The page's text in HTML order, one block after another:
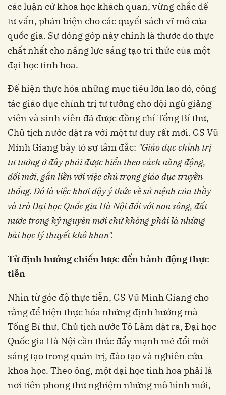
các luận cứ khoa học khách quan, vững chắc để
tư vấn, phản biện cho các quyết sách vĩ mô của
quốc gia. Sự đóng góp này chính là thước đo thực
chất nhất cho năng lực sáng tạo tri thức của một
đại học tinh hoa.
Để hiện thực hóa những mục tiêu lớn lao đó, công
tác giáo dục chính trị tư tưởng cho đội ngũ giảng
viên và sinh viên đã được đồng chí Tổng Bí thư,
Chủ tịch nước đặt ra với một tư duy rất mới. GS Vũ
Minh Giang bày tỏ sự tâm đắc: "Giáo dục chính trị
tư tưởng ở đây phải được hiểu theo cách năng động,
đổi mới, gắn liền với việc chú trọng giáo dục truyền
thống. Đó là việc khơi dậy ý thức về sứ mệnh của thầy
và trò Đại học Quốc gia Hà Nội đối với non sông, đất
nước trong kỷ nguyên mới chứ không phải là những
bài học lý thuyết khô khan".
Từ định hướng chiến lược đến hành động thực
tiễn
Nhìn từ góc độ thực tiễn, GS Vũ Minh Giang cho
rằng để hiện thực hóa những định hướng mà
Tổng Bí thư, Chủ tịch nước Tô Lâm đặt ra, Đại học
Quốc gia Hà Nội cần thúc đẩy mạnh mẽ đổi mới
sáng tạo trong quản trị, đào tạo và nghiên cứu
khoa học. Theo ông, một đại học tinh hoa phải là
nơi tiên phong thử nghiệm những mô hình mới,